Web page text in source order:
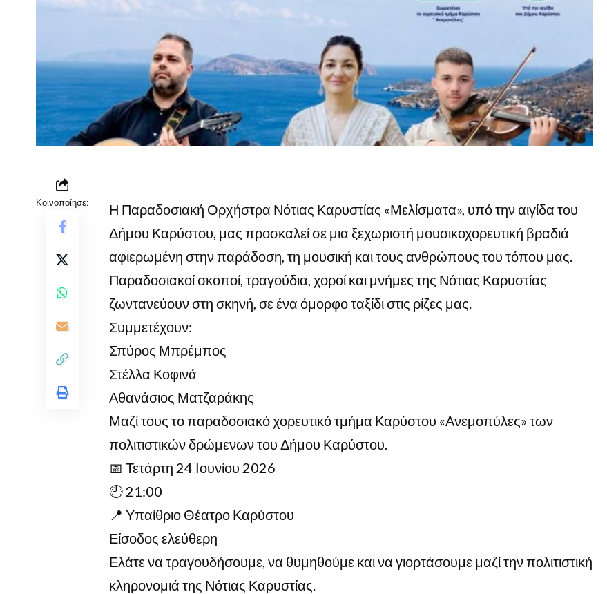
Κοινοποίησε:
Η Παραδοσιακή Ορχήστρα Νότιας Καρυστίας «Μελίσματα», υπό την αιγίδα του
Δήμου Καρύστου, μας προσκαλεί σε μια ξεχωριστή μουσικοχορευτική βραδιά
αφιερωμένη στην παράδοση, τη μουσική και τους ανθρώπους του τόπου μας.
Παραδοσιακοί σκοποί, τραγούδια, χοροί και μνήμες της Νότιας Καρυστίας
ζωντανεύουν στη σκηνή, σε ένα όμορφο ταξίδι στις ρίζες μας.
Συμμετέχουν:
Σπύρος Μπρέμπος
Στέλλα Κοφινά
Αθανάσιος Ματζαράκης
Μαζί τους το παραδοσιακό χορευτικό τμήμα Καρύστου «Ανεμοπύλες» των
πολιτιστικών δρώμενων του Δήμου Καρύστου.
📅 Τετάρτη 24 Ιουνίου 2026
🕘 21:00
📍 Υπαίθριο Θέατρο Καρύστου
Είσοδος ελεύθερη
Ελάτε να τραγουδήσουμε, να θυμηθούμε και να γιορτάσουμε μαζί την πολιτιστική
κληρονομιά της Νότιας Καρυστίας.